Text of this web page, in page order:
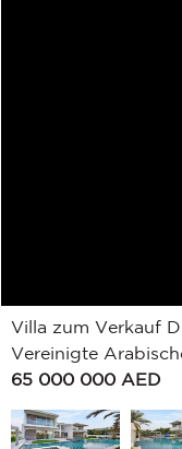
Villa zum Verkauf
Vereinigte
65 000 000 AED